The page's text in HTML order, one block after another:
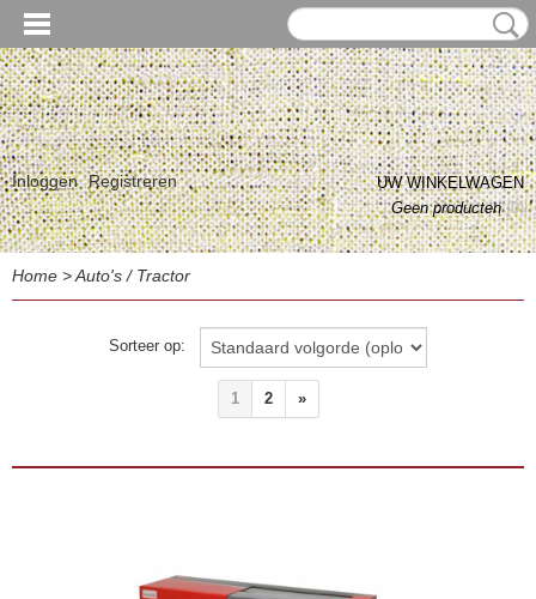
Inloggen Registreren
UW WINKELWAGEN
Geen producten(0)
Home >Auto's / Tractor
Sorteer op:
1 2 »